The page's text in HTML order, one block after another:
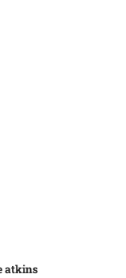
atkins